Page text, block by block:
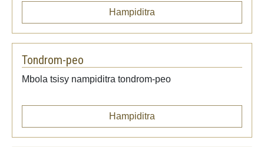
Hampiditra
Tondrom-peo
Mbola tsisy nampiditra tondrom-peo
Hampiditra